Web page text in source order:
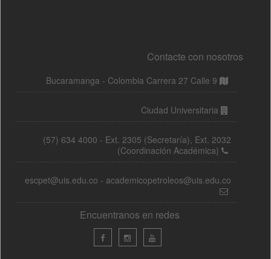
Contacte con nosotros
Bucaramanga - Colombia Carrera 27 Calle 9
Ciudad Universitaria
(57) 634 4000 - Ext. 2305 (Secretaría), Ext. 2032
(Coordinación Académica)
escpet@uis.edu.co - academicopetroleos@uis.edu.co
Encuentranos en redes